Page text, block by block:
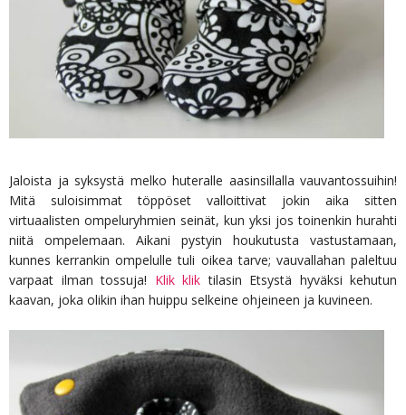
Jaloista ja syksystä melko huteralle aasinsillalla vauvantossuihin!
Mitä suloisimmat töppöset valloittivat jokin aika sitten
virtuaalisten ompeluryhmien seinät, kun yksi jos toinenkin hurahti
niitä ompelemaan. Aikani pystyin houkutusta vastustamaan,
kunnes kerrankin ompelulle tuli oikea tarve; vauvallahan paleltuu
varpaat ilman tossuja! Klik klik tilasin Etsystä hyväksi kehutun
kaavan, joka olikin ihan huippu selkeine ohjeineen ja kuvineen.